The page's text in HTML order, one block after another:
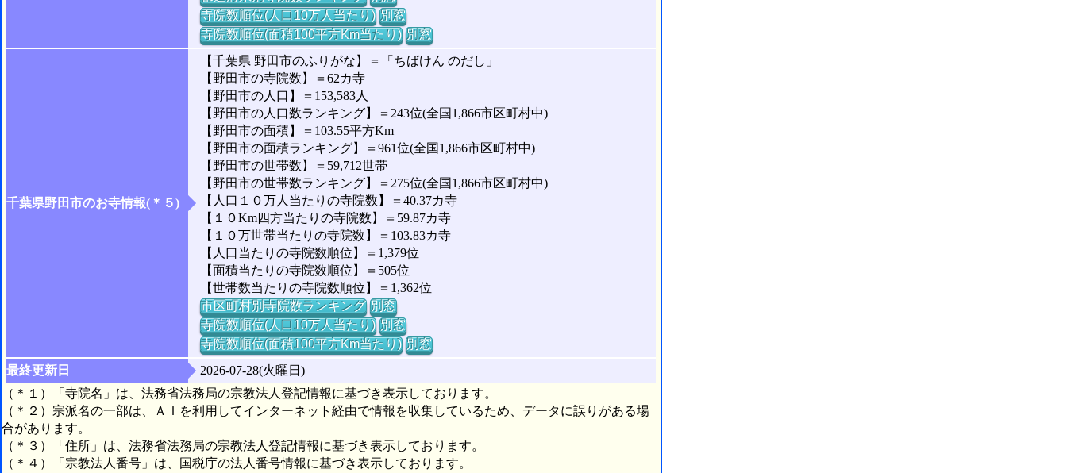
寺院数順位(人口10万人当たり) 別窓
寺院数順位(面積100平方Km当たり) 別窓
千葉県野田市のお寺情報(＊５)
【千葉県 野田市のふりがな】＝「ちばけん のだし」
【野田市の寺院数】＝62カ寺
【野田市の人口】＝153,583人
【野田市の人口数ランキング】＝243位(全国1,866市区町村中)
【野田市の面積】＝103.55平方Km
【野田市の面積ランキング】＝961位(全国1,866市区町村中)
【野田市の世帯数】＝59,712世帯
【野田市の世帯数ランキング】＝275位(全国1,866市区町村中)
【人口１０万人当たりの寺院数】＝40.37カ寺
【１０Km四方当たりの寺院数】＝59.87カ寺
【１０万世帯当たりの寺院数】＝103.83カ寺
【人口当たりの寺院数順位】＝1,379位
【面積当たりの寺院数順位】＝505位
【世帯数当たりの寺院数順位】＝1,362位
市区町村別寺院数ランキング 別窓
寺院数順位(人口10万人当たり) 別窓
寺院数順位(面積100平方Km当たり) 別窓
最終更新日
2026-07-28(火曜日)
（＊１）「寺院名」は、法務省法務局の宗教法人登記情報に基づき表示しております。
（＊２）宗派名の一部は、ＡＩを利用してインターネット経由で情報を収集しているため、データに誤りがある場
合があります。
（＊３）「住所」は、法務省法務局の宗教法人登記情報に基づき表示しております。
（＊４）「宗教法人番号」は、国税庁の法人番号情報に基づき表示しております。